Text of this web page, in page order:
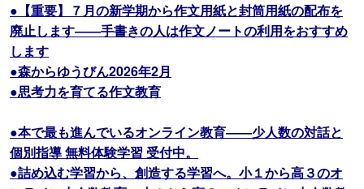
●【重要】７月の新学期から作文用紙と封筒用紙の配布を
廃止します――手書きの人は作文ノートの利用をおすすめ
します
●森からゆうびん2026年2月
●思考力を育てる作文教育
●本で最も進んでいるオンライン教育――少人数の対話と
個別指導 無料体験学習 受付中。
●詰め込む学習から、創造する学習へ。小１から高３のオ